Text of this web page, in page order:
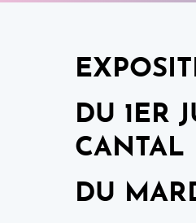
DU 1ER
CANTAL
DU